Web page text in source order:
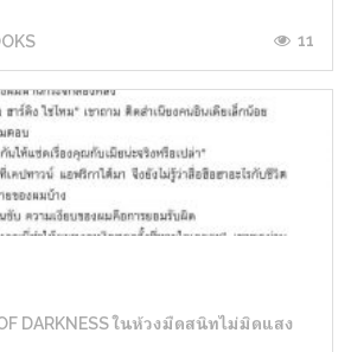
11
DARKNESS ในห้วงมืดสนิทไม่มิดแสง